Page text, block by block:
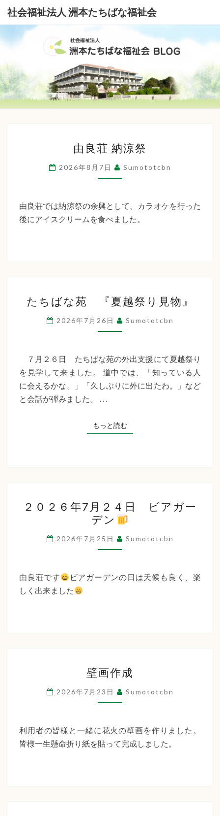
社会福祉法人 洲本たちばな福祉会
社
会
福
法
人
本
た
福
祉
会
良
荘
納
祭
由良荘 納涼祭
2026年8月7日 Sumototcbn
由良荘では納涼祭の余興として、カラオケを行った
後にアイスクリームを食べました。
ち
ば
な
『夏
越
祭
物』
たちばな苑 『夏越祭り見物』
2026年7月26日 Sumototcbn
７月２６日 たちばな苑の外出支援にて夏越祭り
を見学して来ました。 道中では、「知っている人
に会えるかな。」「久しぶりに外に出たわ。」など
と会話が弾みました。 …
もっと読むもっと読む
０
２
６
年
月
ー
ン
２０２６年7月２４日 ビアガー
デン
2026年7月25日 Sumototcbn
由良荘です
ビアガーデンの日は天候も良く、楽
しく出来ました
画
作
成
壁画作成
2026年7月23日 Sumototcbn
利用者の皆様と一緒に花火の壁画を作りました。
皆様一生懸命折り紙を貼って完成しました。